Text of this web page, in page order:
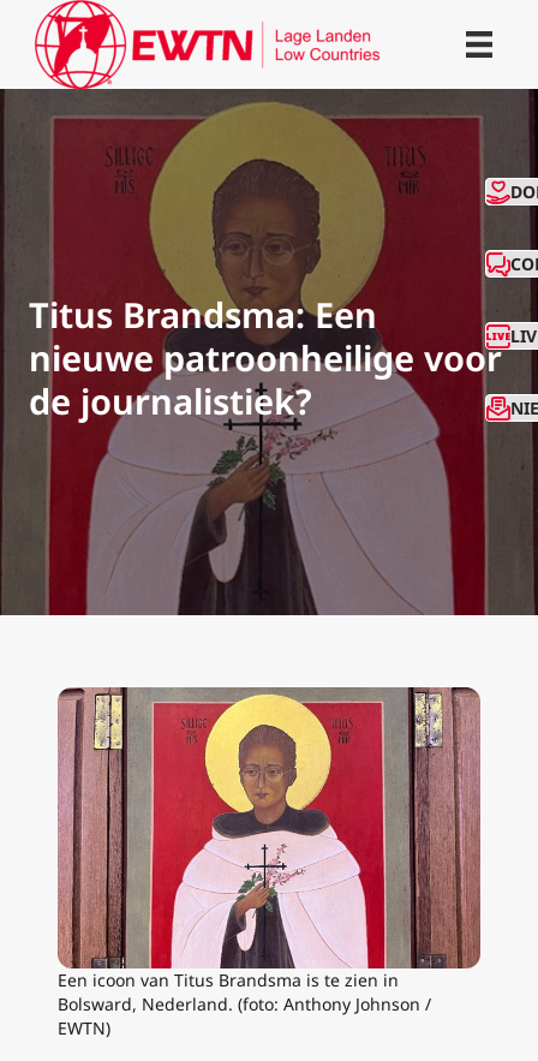
Titus Brandsma: Een
nieuwe patroonheilige voor
de journalistiek?
Een icoon van Titus Brandsma is te zien in
Bolsward, Nederland. (foto: Anthony Johnson /
EWTN)